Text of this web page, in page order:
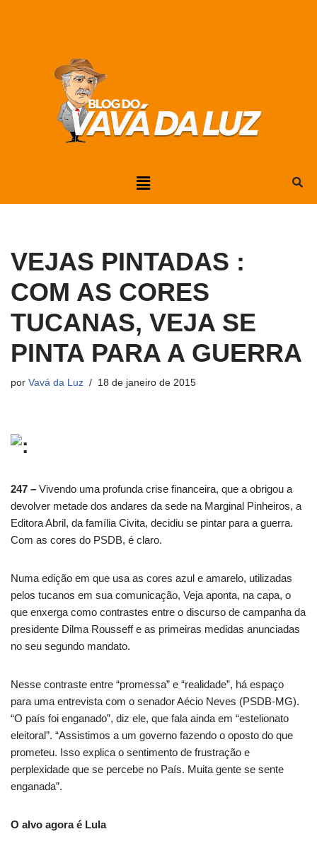
VEJAS PINTADAS :
COM AS CORES
TUCANAS, VEJA SE
PINTA PARA A GUERRA
por Vavá da Luz 18 de janeiro de 2015
247 – Vivendo uma profunda crise financeira, que a obrigou a
devolver metade dos andares da sede na Marginal Pinheiros, a
Editora Abril, da família Civita, decidiu se pintar para a guerra.
Com as cores do PSDB, é claro.
Numa edição em que usa as cores azul e amarelo, utilizadas
pelos tucanos em sua comunicação, Veja aponta, na capa, o
que enxerga como contrastes entre o discurso de campanha da
presidente Dilma Rousseff e as primeiras medidas anunciadas
no seu segundo mandato.
Nesse contraste entre “promessa” e “realidade”, há espaço
para uma entrevista com o senador Aécio Neves (PSDB-MG).
“O país foi enganado”, diz ele, que fala ainda em “estelionato
eleitoral”. “Assistimos a um governo fazendo o oposto do que
prometeu. Isso explica o sentimento de frustração e
perplexidade que se percebe no País. Muita gente se sente
enganada”.
O alvo agora é Lula